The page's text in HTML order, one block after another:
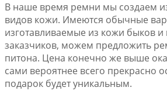
В наше время ремни мы создаем
видов кожи. Имеются обычные
изготавливаемые из кожи быков и
заказчиков, можем предложить
питона. Цена конечно же выше
сами вероятнее всего прекрасно
подарок будет уникальным.